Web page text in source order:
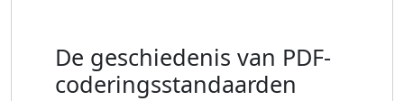
De geschiedenis van PDF-
coderingsstandaarden